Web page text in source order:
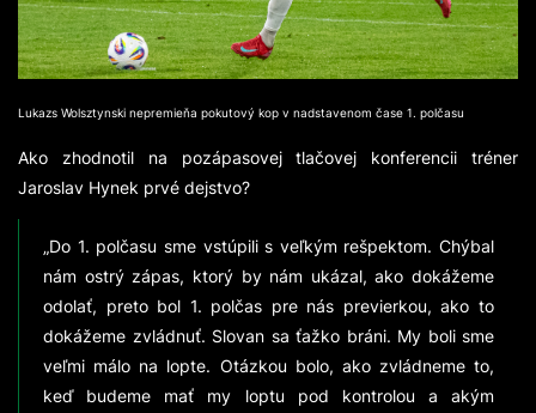
Lukazs Wolsztynski nepremieňa pokutový kop v nadstavenom čase 1. polčasu
Ako zhodnotil na pozápasovej tlačovej konferencii tréner
Jaroslav Hynek prvé dejstvo?
„Do 1. polčasu sme vstúpili s veľkým rešpektom. Chýbal
nám ostrý zápas, ktorý by nám ukázal, ako dokážeme
odolať, preto bol 1. polčas pre nás previerkou, ako to
dokážeme zvládnuť. Slovan sa ťažko bráni. My boli sme
veľmi málo na lopte. Otázkou bolo, ako zvládneme to,
keď budeme mať my loptu pod kontrolou a akým